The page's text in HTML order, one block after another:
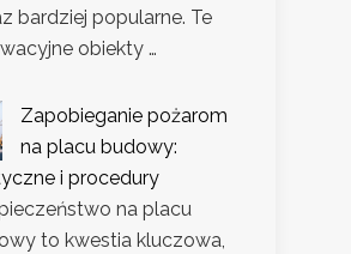
bardziej popularne. Te
obiekty …
Zapobieganie pożarom
na placu budowy:
i procedury
na placu
to kwestia kluczowa,